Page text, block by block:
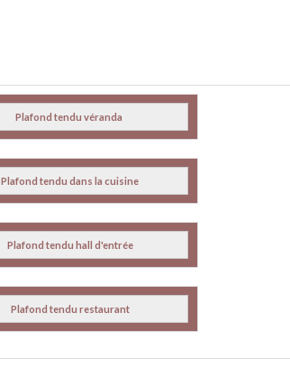
Plafond tendu véranda
Plafond tendu dans la cuisine
Plafond tendu hall d'entrée
Plafond tendu restaurant